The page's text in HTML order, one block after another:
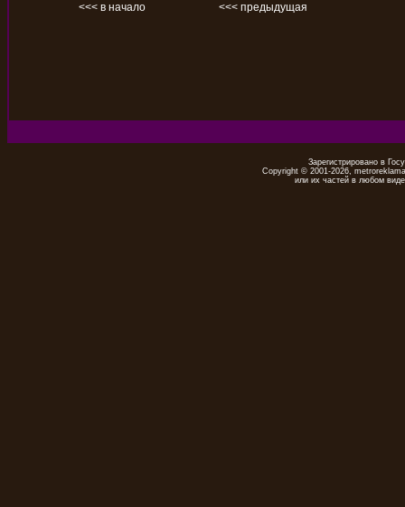
<<< в начало <<< предыдущая
Зарегистрировано в
Copyright © 2001-2026,
или их частей в любом